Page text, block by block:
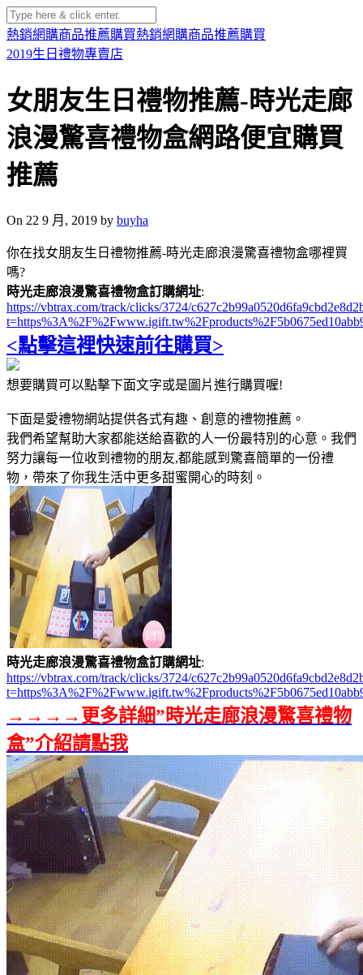
熱銷網購商品推薦購買熱銷網購商品推薦購買
2019生日禮物專賣店
女朋友生日禮物推薦-時光走廊
浪漫驚喜禮物盒網路便宜購買
推薦
On 22 9 月, 2019 by buyha
你在找女朋友生日禮物推薦-時光走廊浪漫驚喜禮物盒哪裡買
嗎?
時光走廊浪漫驚喜禮物盒訂購網址:
https://vbtrax.com/track/clicks/3724/
<點擊這裡快速前往購買>
想要購買可以點擊下面文字或是圖片進行購買喔!
下面是愛禮物網站提供各式有趣、創意的禮物推薦。
我們希望幫助大家都能送給喜歡的人一份最特別的心意。我們
努力讓每一位收到禮物的朋友,都能感到驚喜簡單的一份禮
物，帶來了你我生活中更多甜蜜開心的時刻。
時光走廊浪漫驚喜禮物盒訂購網址:
https://vbtrax.com/track/clicks/3724/
→→→→更多詳細”時光走廊浪漫驚喜禮物
盒”介紹請點我